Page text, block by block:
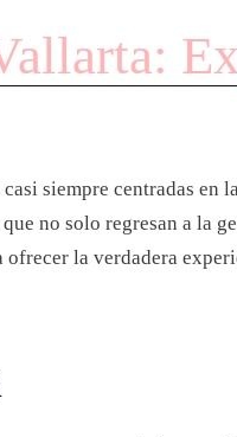
siempre centradas en
no solo regresan a la
la verdadera